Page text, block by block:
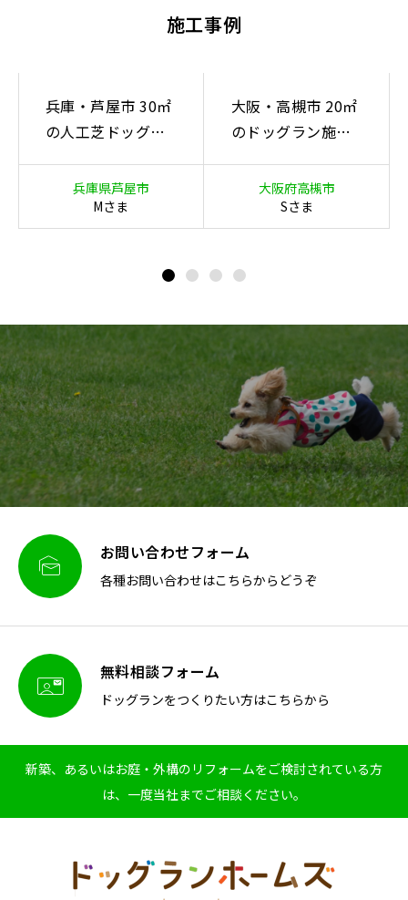
施工事例
兵庫・芦屋市 30㎡
の人工芝ドッグラ
イン外構（キャバ
兵庫県芦屋市
Mさま
大阪・高槻市 20㎡
のドッグラン施工
み（柴犬）
大阪府高槻市
Sさま
 お問い合わせフォーム
各種お問い合わせはこちらからどうぞ
 無料相談フォーム
ドッグランをつくりたい方はこちらから
新築、あるいはお庭・外構のリフォームをご検討されている方
は、一度当社までご相談ください。